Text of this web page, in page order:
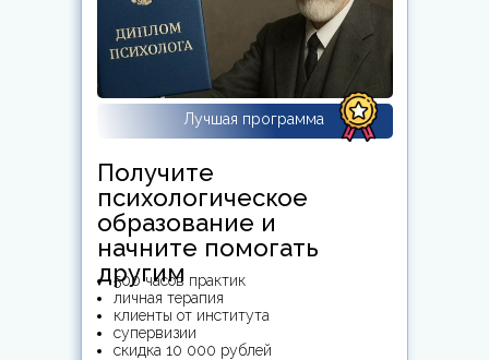
500 часов практик
личная терапия
клиенты от института
супервизии
скидка 10 000 рублей
Получите
психологическое
образование и
начните помогать
другим
Лучшая программа